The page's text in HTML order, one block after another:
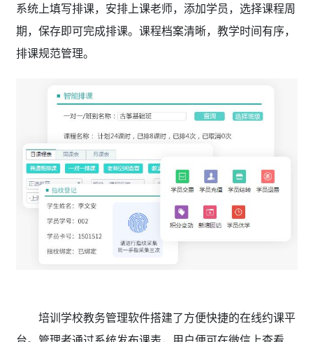
系统上填写排课，安排上课老师，添加学员，选择课程周
期，保存即可完成排课。课程档案清晰，教学时间有序，
排课规范管理。
培训学校教务管理软件搭建了方便快捷的在线约课平